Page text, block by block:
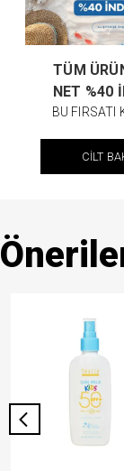
TÜM
NET %40
BU FIRSATI
CİLT